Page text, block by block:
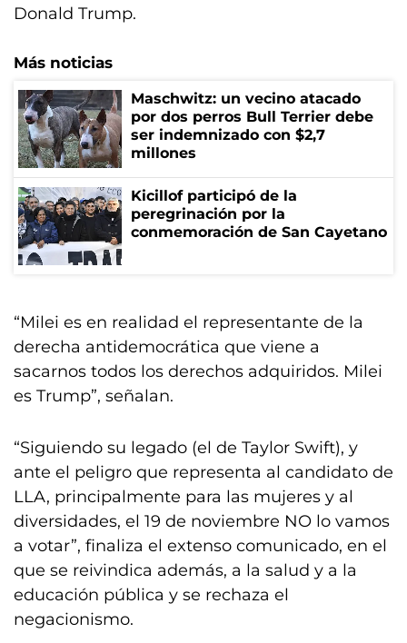
Donald Trump.
Más noticias
Maschwitz: un vecino atacado
por dos perros Bull Terrier debe
ser indemnizado con $2,7
millones
Kicillof participó de la
peregrinación por la
conmemoración de San Cayetano
“Milei es en realidad el representante de la
derecha antidemocrática que viene a
sacarnos todos los derechos adquiridos. Milei
es Trump”, señalan.
“Siguiendo su legado (el de Taylor Swift), y
ante el peligro que representa al candidato de
LLA, principalmente para las mujeres y al
diversidades, el 19 de noviembre NO lo vamos
a votar”, finaliza el extenso comunicado, en el
que se reivindica además, a la salud y a la
educación pública y se rechaza el
negacionismo.